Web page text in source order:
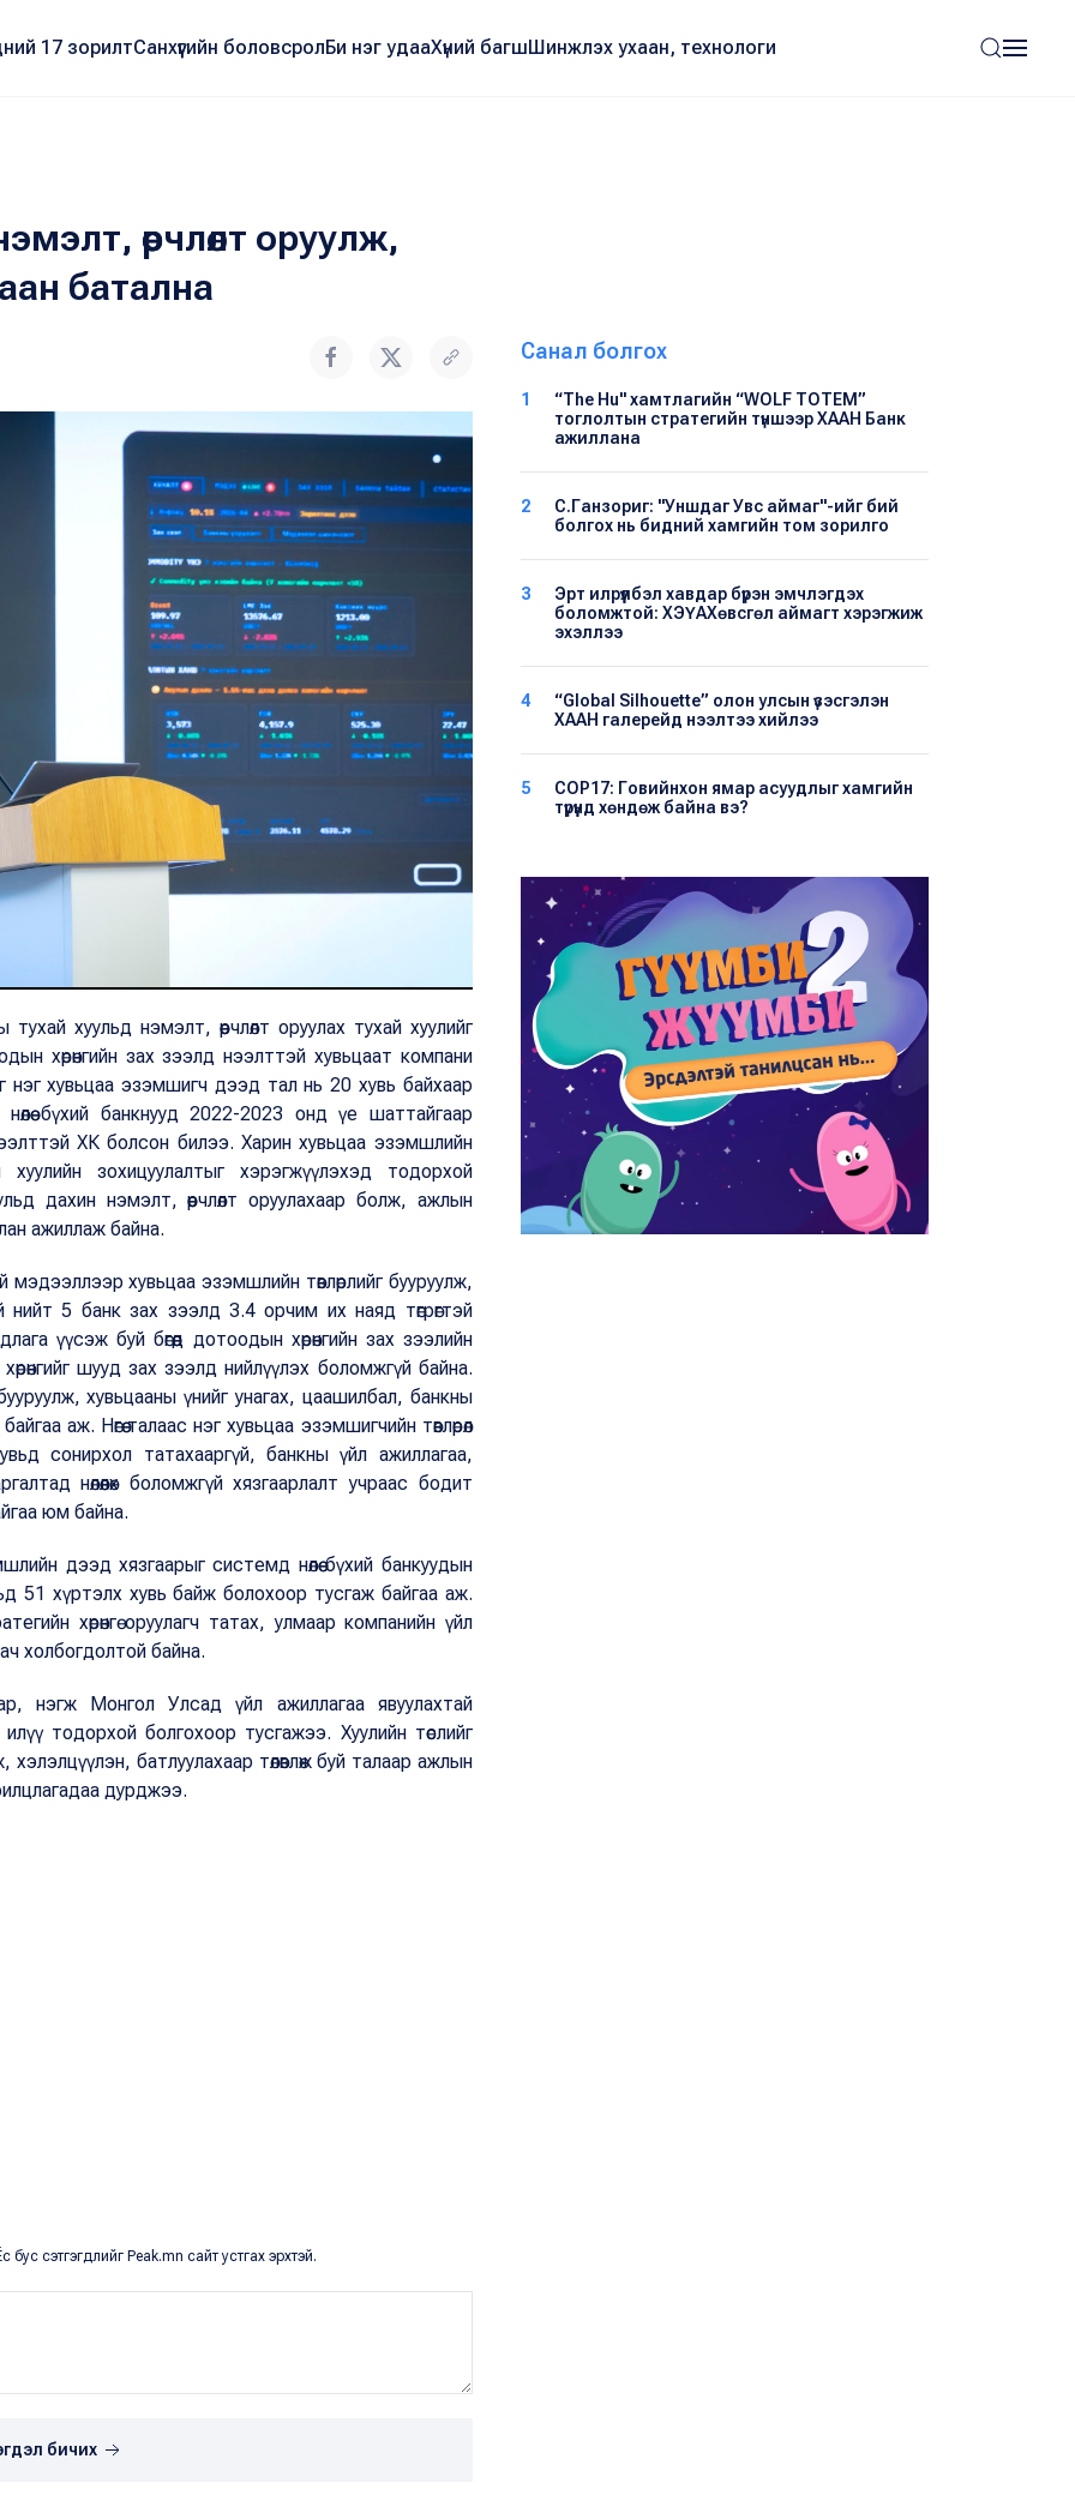
17 зорилтСанхүүгийн боловсролБи нэг удааХүний багшШинжлэх ухаан, технологи
өөрчлөлт оруулж,
батална
хуульд нэмэлт, өөрчлөлт оруулах тухай хуулийг
хөрөнгийн зах зээлд нээлттэй хувьцаат компани
нэг хувьцаа эзэмшигч дээд тал нь 20 хувь байхаар
бүхий банкнууд 2022-2023 онд үе шаттайгаар
ХК болсон билээ. Харин хувьцаа эзэмшлийн
хуулийн зохицуулалтыг хэрэгжүүлэхэд тодорхой
дахин нэмэлт, өөрчлөлт оруулахаар болж, ажлын
ажиллаж байна.
хувьцаа эзэмшлийн төвлөрлийг бууруулж,
нийт 5 банк зах зээлд 3.4 орчим их наяд төгрөгтэй
үүсэж буй бөгөөд дотоодын хөрөнгийн зах зээлийн
шууд зах зээлд нийлүүлэх боломжгүй байна.
бууруулж, хувьцааны үнийг унагах, цаашилбал, банкны
аж. Нөгөө талаас нэг хувьцаа эзэмшигчийн төвлөрөл
сонирхол татахааргүй, банкны үйл ажиллагаа,
нөлөөлөх боломжгүй хязгаарлалт учраас бодит
юм байна.
дээд хязгаарыг системд нөлөө бүхий банкуудын
51 хүртэлх хувь байж болохоор тусгаж байгаа аж.
хөрөнгө оруулагч татах, улмаар компанийн үйл
холбогдолтой байна.
нэгж Монгол Улсад үйл ажиллагаа явуулахтай
тодорхой болгохоор тусгажээ. Хуулийн төслийг
батлуулахаар төлөвлөж буй талаар ажлын
дурджээ.
бус сэтгэгдлийг Peak.mn сайт устгах эрхтэй.
бичих
Санал болгох
1
“The Hu" хамтлагийн “WOLF TOTEM”
тоглолтын стратегийн түншээр ХААН Банк
ажиллана
2
С.Ганзориг: "Уншдаг Увс аймаг"-ийг бий
болгох нь бидний хамгийн том зорилго
3
Эрт илрүүлбэл хавдар бүрэн эмчлэгдэх
боломжтой: ХЭҮА​Хөвсгөл аймагт хэрэгжиж
эхэллээ
4
“Global Silhouette” олон улсын үзэсгэлэн
ХААН галерейд нээлтээ хийлээ
5
COP17: Говийнхон ямар асуудлыг хамгийн
түрүүнд хөндөж байна вэ?